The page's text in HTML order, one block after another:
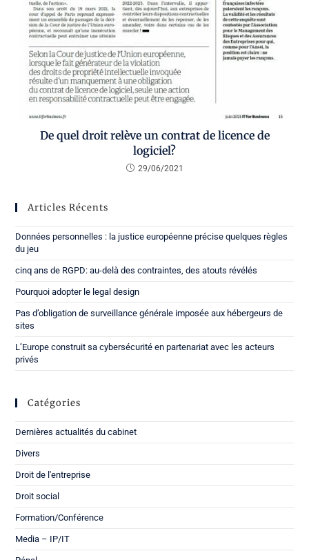
De quel droit relève un contrat de licence de
logiciel?
29/06/2021
Articles Récents
Données personnelles : la justice européenne précise quelques règles
du jeu
cinq ans de RGPD: au-delà des contraintes, des atouts révélés
Pourquoi adopter le legal design
Pas d’obligation de surveillance générale imposée aux hébergeurs de
sites
L’Europe construit sa cybersécurité en partenariat avec les acteurs
privés
Catégories
Dernières actualités du cabinet
Divers
Droit de l'entreprise
Droit social
Formation/Conférence
Media – IP/IT